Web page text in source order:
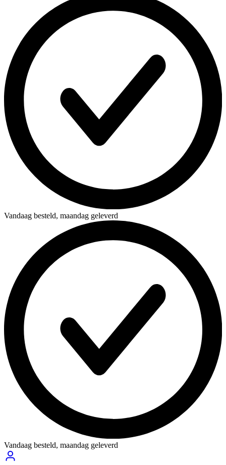
Vandaag besteld, maandag geleverd
Vandaag besteld, maandag geleverd